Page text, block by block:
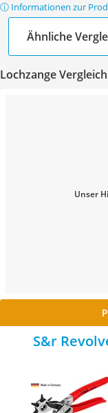
ⓘ Informationen zur
Ähnliche
Lochzange
Unser
S&r